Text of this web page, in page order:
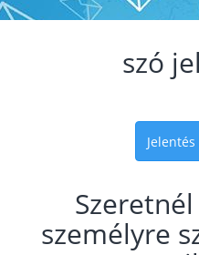
szó
személyre